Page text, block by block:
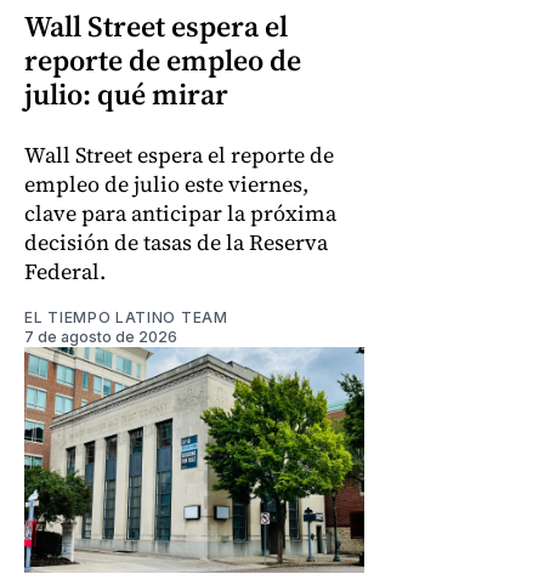
Wall Street espera el
reporte de empleo de
julio: qué mirar
Wall Street espera el reporte de
empleo de julio este viernes,
clave para anticipar la próxima
decisión de tasas de la Reserva
Federal.
EL TIEMPO LATINO TEAM
7 de agosto de 2026